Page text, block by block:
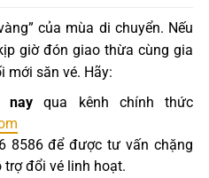
của mùa di chuyển. Nếu
giờ đón giao thừa cùng gia
mới săn vé. Hãy:
nay qua kênh chính thức
8586 để được tư vấn chặng
trợ đổi vé linh hoạt.